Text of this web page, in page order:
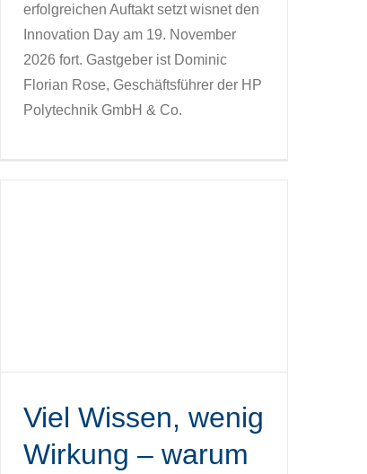
erfolgreichen Auftakt setzt wisnet den
Innovation Day am 19. November
2026 fort. Gastgeber ist Dominic
Florian Rose, Geschäftsführer der HP
Polytechnik GmbH & Co.
Viel Wissen, wenig
Wirkung – warum